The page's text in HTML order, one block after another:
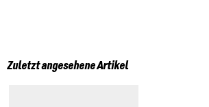
Zuletzt angesehene Artikel